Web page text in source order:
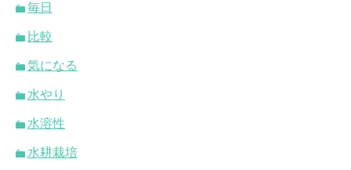
毎日
比較
気になる
水やり
水溶性
水耕栽培